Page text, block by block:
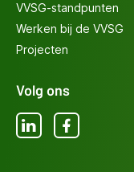
VVSG-standpunten
Werken bij de VVSG
Projecten
Volg ons
LinkedInFacebook